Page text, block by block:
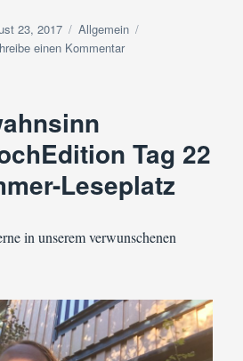
23, 2017 Kategorien
Allgemein
einen Kommentarzu
Entspannung
Tag 22
Leseplatz
in unserem verwunschenen